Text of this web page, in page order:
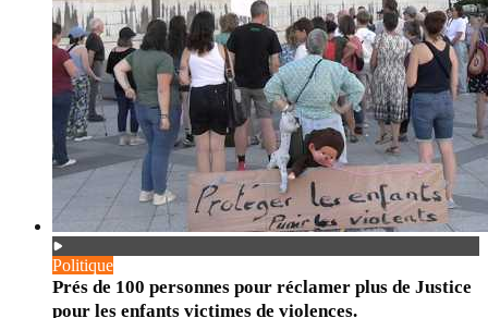
Politique
Prés de 100 personnes pour réclamer plus de Justice
pour les enfants victimes de violences.